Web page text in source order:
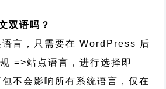
双语吗？
语言，只需要在 WordPress 后
=>站点语言，进行选择即
不会影响所有系统语言，仅在